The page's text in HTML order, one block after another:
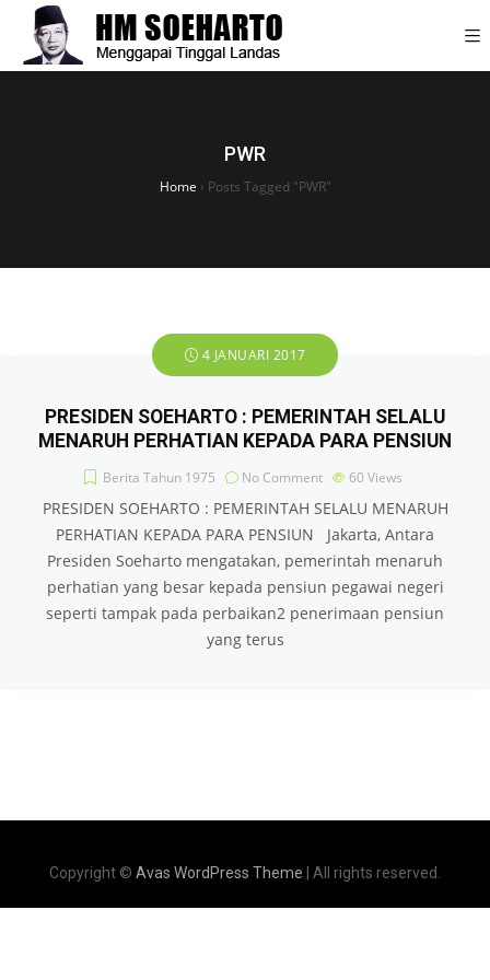
PWR
Home › Posts Tagged "PWR"
4 JANUARI 2017
PRESIDEN SOEHARTO : PEMERINTAH SELALU
MENARUH PERHATIAN KEPADA PARA PENSIUN
Berita Tahun 1975 No Comment 60 Views
PRESIDEN SOEHARTO : PEMERINTAH SELALU MENARUH
PERHATIAN KEPADA PARA PENSIUN Jakarta, Antara
Presiden Soeharto mengatakan, pemerintah menaruh
perhatian yang besar kepada pensiun pegawai negeri
seperti tampak pada perbaikan2 penerimaan pensiun
yang terus
Copyright © Avas WordPress Theme | All rights reserved.